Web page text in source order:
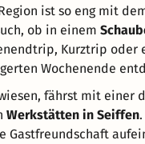
ist so eng mit
ob in einem
Kurztrip oder
Wochenende
fährst mit einer
Werkstätten in Seiffen